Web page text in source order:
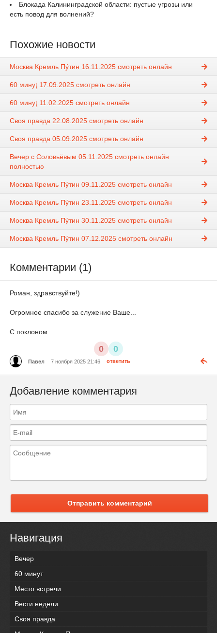
Блокада Калининградской области: пустые угрозы или
есть повод для волнений?
Похожие новости
Москва Кремль Пýтин 16.11.2025 смотреть онлайн
60 минуţ 17.09.2025 смотреть онлайн
60 минуţ 11.02.2025 смотреть онлайн
Своя правда 22.08.2025 смотреть онлайн
Своя правда 05.09.2025 смотреть онлайн
Вечер с Соловьёвым 05.11.2025 смотреть онлайн
полностью
Москва Кремль Пýтин 09.11.2025 смотреть онлайн
Москва Кремль Пýтин 23.11.2025 смотреть онлайн
Москва Кремль Пýтин 30.11.2025 смотреть онлайн
Москва Кремль Пýтин 07.12.2025 смотреть онлайн
Комментарии (1)
Роман, здравствуйте!)
Огромное спасибо за служение Ваше...
С поклоном.
0 0
Павел 7 ноября 2025 21:46 ответить
Добавление комментария
Отправить комментарий
Навигация
Вечер
60 минут
Место встречи
Вести недели
Своя правда